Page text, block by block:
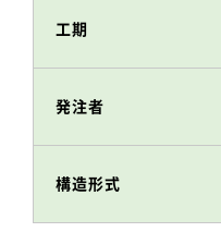
工期
発注者
構造形式